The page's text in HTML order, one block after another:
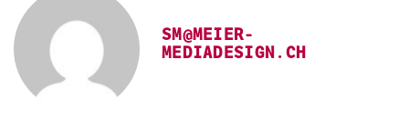
SM@MEIER-
MEDIADESIGN.CH